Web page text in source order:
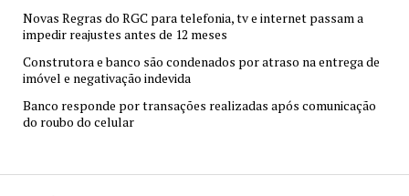
Novas Regras do RGC para telefonia, tv e internet passam a
impedir reajustes antes de 12 meses
Construtora e banco são condenados por atraso na entrega de
imóvel e negativação indevida
Banco responde por transações realizadas após comunicação
do roubo do celular